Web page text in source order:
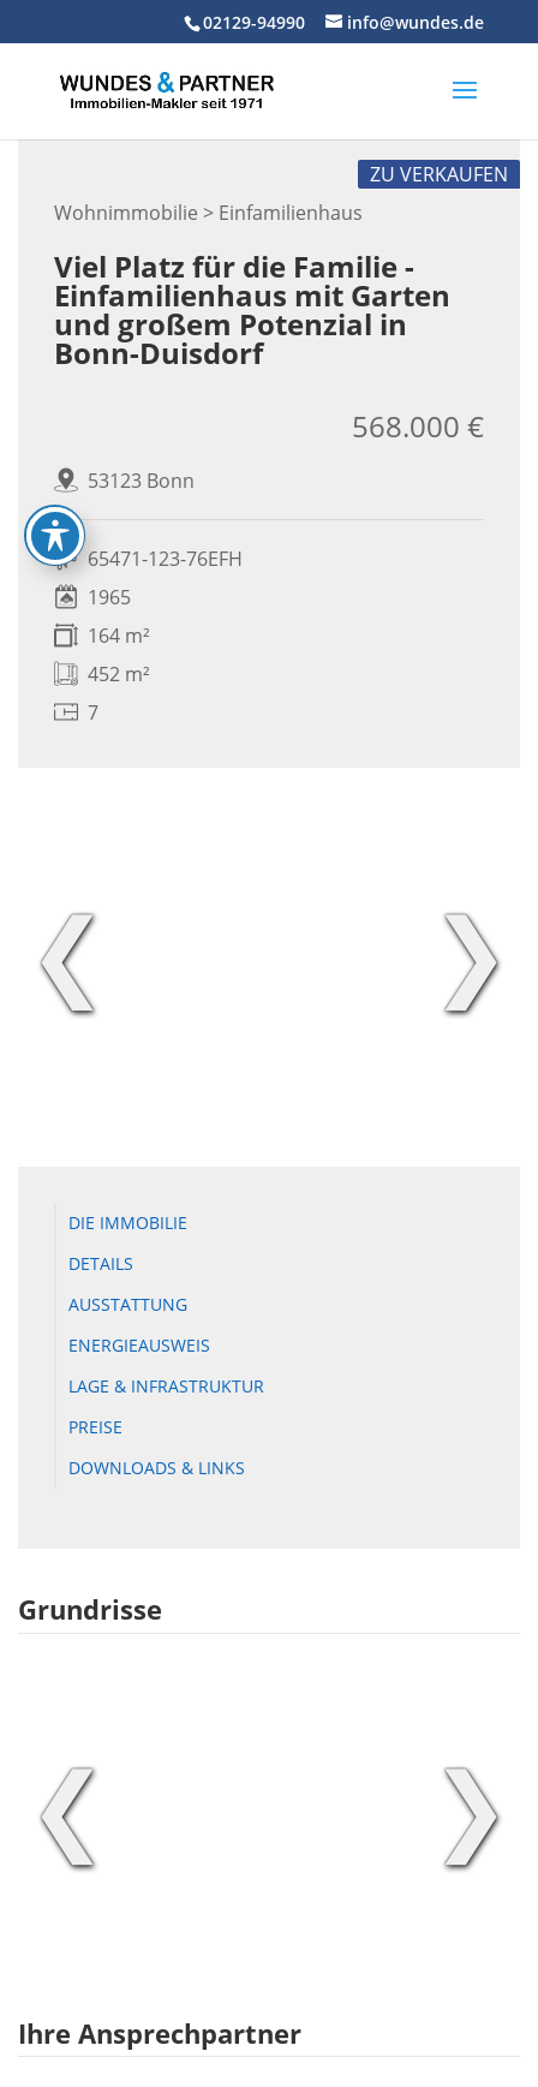
02129-94990 info@wundes.de
Wohnimmobilie > Einfamilienhaus
ZU VERKAUFEN
Viel Platz für die Familie -
Einfamilienhaus mit Garten
und großem Potenzial in
Bonn-Duisdorf
53123 Bonn
568.000 €
65471-123-76EFH
1965
164 m²
452 m²
7
❮ ❯
DIE IMMOBILIE
DETAILS
AUSSTATTUNG
ENERGIEAUSWEIS
LAGE & INFRASTRUKTUR
PREISE
DOWNLOADS & LINKS
Grundrisse
❮ ❯
Ihre Ansprechpartner